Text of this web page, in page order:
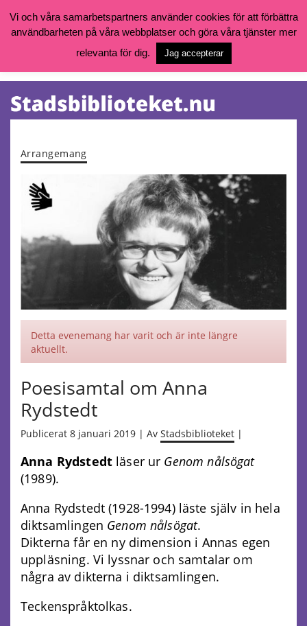
Vill du söka böcker, logga in på ditt bibliotekskonto eller nå övriga
goteborg.se/bibliotek
Öppettider, katalog och kontakt
Tjänster
Arrangemang
Detta evenemang har varit och är inte längre
aktuellt.
Poesisamtal om Anna
Rydstedt
Publicerat 8 januari 2019 | Av Stadsbiblioteket |
Anna Rydstedtläser ur Genom nålsögat
(1989).
Anna Rydstedt (1928-1994) läste själv in hela
diktsamlingen Genom nålsögat.
Dikterna får en ny dimension i Annas egen
uppläsning. Vi lyssnar och samtalar om
några av dikterna i diktsamlingen.
Teckenspråktolkas.
Vi och våra samarbetspartners använder cookies för att förbättra
användbarheten på våra webbplatser och göra våra tjänster mer
relevanta för dig.
Jag accepterar